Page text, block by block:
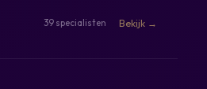
39 specialisten Bekijk →